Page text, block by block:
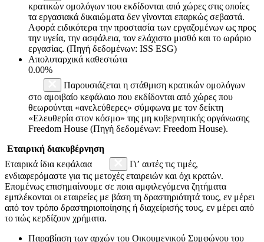
κρατικών ομολόγων που εκδίδονται από χώρες στις οποίες
τα εργασιακά δικαιώματα δεν γίνονται επαρκώς σεβαστά.
Αφορά ειδικότερα την προστασία των εργαζομένων ως προς
την υγεία, την ασφάλεια, τον ελάχιστο μισθό και το ωράριο
εργασίας. (Πηγή δεδομένων: ISS ESG)
Απολυταρχικά καθεστώτα
0.00%
Παρουσιάζεται η στάθμιση κρατικών ομολόγων
στο αμοιβαίο κεφάλαιο που εκδίδονται από χώρες που
θεωρούνται «ανελεύθερες» σύμφωνα με τον δείκτη
«Ελευθερία στον κόσμο» της μη κυβερνητικής οργάνωσης
Freedom House (Πηγή δεδομένων: Freedom House).
Εταιρική διακυβέρνηση
Εταιρικά ίδια κεφάλαια
Γι’ αυτές τις τιμές,
ενδιαφερόμαστε για τις μετοχές εταιρειών και όχι κρατών.
Επομένως επισημαίνουμε σε ποια αμφιλεγόμενα ζητήματα
εμπλέκονται οι εταιρείες με βάση τη δραστηριότητά τους, εν μέρει
από τον τρόπο δραστηριοποίησης ή διαχείρισής τους, εν μέρει από
το πώς κερδίζουν χρήματα.
Παραβίαση των αρχών του Οικουμενικού Συμφώνου του